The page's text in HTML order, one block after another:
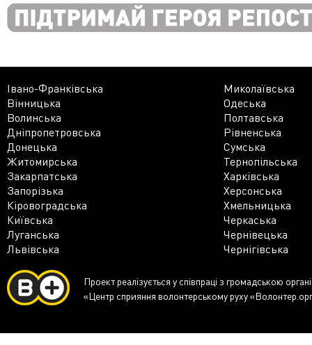
Івано-Франківська
Миколаївська
Вінницька
Одеська
Волинська
Полтавська
Дніпропетровська
Рівненська
Донецька
Сумська
Житомирська
Тернопільська
Закарпатська
Харківська
Запорізька
Херсонська
Кіровоградська
Хмельницька
Київська
Черкаська
Луганська
Чернівецька
Львівська
Чернігівська
Проект реалізується у співпраці з громадською
«Центр сприяння волонтерському руху